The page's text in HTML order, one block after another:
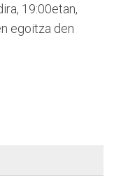
19:00etan,
egoitza den